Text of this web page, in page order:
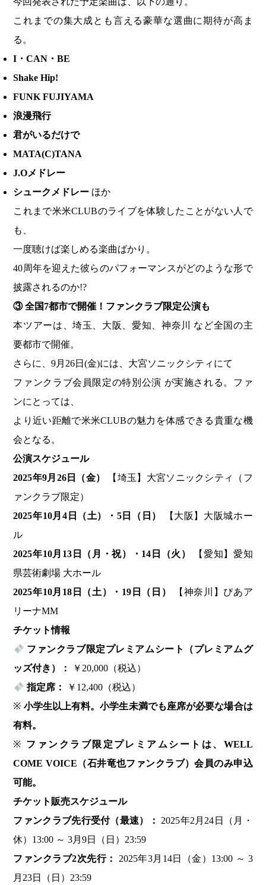
これまでの集大成とも言える豪華な選曲に期待が高ま
る。
I ・CAN・BE
Shake Hip!
FUNK FUJIYAMA
浪漫飛行
君がいるだけで
MATA(C)TANA
J.Oメドレー
シュークメドレー ほか
これまで米米CLUBのライブを体験したことがない人で
も、
一度聴けば楽しめる楽曲ばかり。
40周年を迎えた彼らのパフォーマンスがどのような形で
披露されるのか!?
③全国7都市で開催！ファンクラブ限定公演も
本ツアーは、埼玉、大阪、愛知、神奈川 など全国の主
要都市で開催。
さらに、9月26日(金)には、大宮ソニックシティにて
ファンクラブ会員限定の特別公演 が実施される。ファ
ンにとっては、
より近い距離で米米CLUBの魅力を体感できる貴重な機
会となる。
公演スケジュール
2025年9月26日（金）
【埼玉】大宮ソニックシティ（フ
ァンクラブ限定）
2025年10月4日（土）・5日（日）
【大阪】大阪城ホー
ル
2025年10月13日（月・祝）・14日（火）
【愛知】愛知
県芸術劇場 大ホール
2025年10月18日（土）・19日（日）
【神奈川】ぴあア
リーナMM
チケット情報
ファンクラブ限定プレミアムシート（プレミアムグ
ッズ付き）：
￥20,000（税込）
指定席：
￥12,400（税込）
※ 小学生以上有料。小学生未満でも座席が必要な場合は
有料。
※ ファンクラブ限定プレミアムシートは、WELL
COME VOICE（石井竜也ファンクラブ）会員のみ申込
可能。
チケット販売スケジュール
ファンクラブ先行受付（最速）：
2025年2月24日（月・
休）13:00 ～ 3月9日（日）23:59
ファンクラブ2次先行：
2025年3月14日（金）13:00 ～ 3
月23日（日）23:59